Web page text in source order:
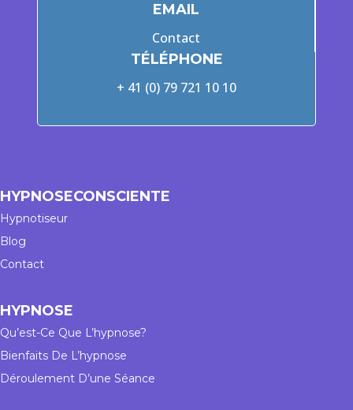
EMAIL
Contact
TÉLÉPHONE
+ 41 (0) 79 721 10 10
HYPNOSECONSCIENTE
Hypnotiseur
Blog
Contact
HYPNOSE
Qu’est-Ce Que L’hypnose?
Bienfaits De L’hypnose
Déroulement D’une Séance